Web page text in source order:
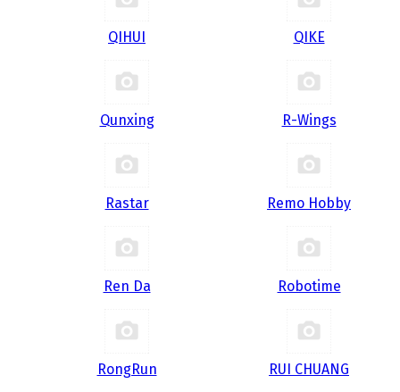
QIHUI QIKE
Qunxing R-Wings
Rastar Remo Hobby
Ren Da Robotime
RongRun RUI CHUANG